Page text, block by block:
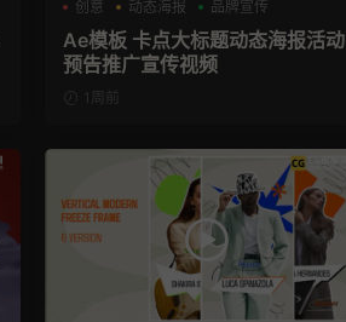
创意
动态海报 品牌宣传
Ae模板 卡点大标题动态海报活动
预告推广宣传视频
1周前